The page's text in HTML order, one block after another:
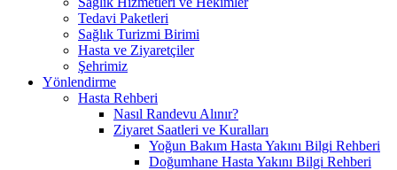
Tedavi Paketleri
Sağlık Turizmi Birimi
Hasta ve Ziyaretçiler
Şehrimiz
Yönlendirme
Hasta Rehberi
Nasıl Randevu Alınır?
Ziyaret Saatleri ve Kuralları
Yoğun Bakım Hasta Yakını Bilgi Rehberi
Doğumhane Hasta Yakını Bilgi Rehberi